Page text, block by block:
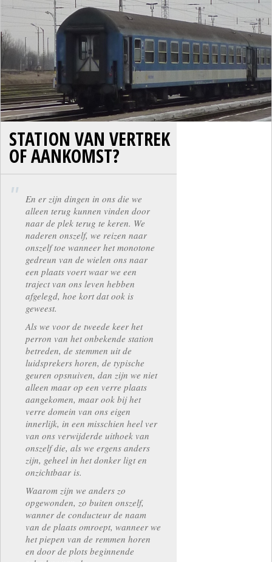
STATION VAN VERTREK
OF AANKOMST?
En er zijn dingen in ons die we
alleen terug kunnen vinden door
naar de plek terug te keren. We
naderen onszelf, we reizen naar
onszelf toe wanneer het monotone
gedreun van de wielen ons naar
een plaats voert waar we een
traject van ons leven hebben
afgelegd, hoe kort dat ook is
geweest.
Als we voor de tweede keer het
perron van het onbekende station
betreden, de stemmen uit de
luidsprekers horen, de typische
geuren opsnuiven, dan zijn we niet
alleen maar op een verre plaats
aangekomen, maar ook bij het
verre domein van ons eigen
innerlijk, in een misschien heel ver
van ons verwijderde uithoek van
onszelf die, als we ergens anders
zijn, geheel in het donker ligt en
onzichtbaar is.
Waarom zijn we anders zo
opgewonden, zo buiten onszelf,
wanner de conducteur de naam
van de plaats omroept, wanneer we
het piepen van de remmen horen
en door de plots beginnende